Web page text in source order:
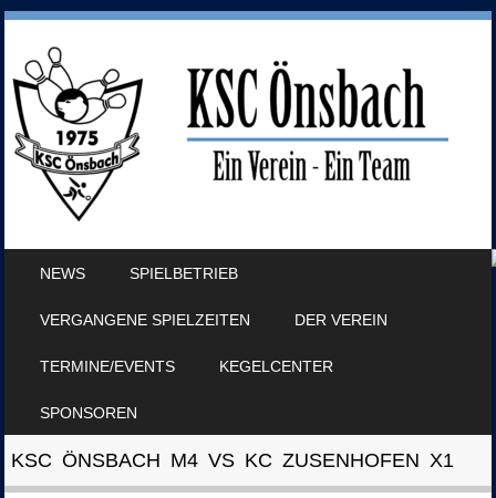
NEWS SPIELBETRIEB
VERGANGENE SPIELZEITEN DER VEREIN
TERMINE/EVENTS KEGELCENTER
SPONSOREN
KSC ÖNSBACH M4 VS KC ZUSENHOFEN X1